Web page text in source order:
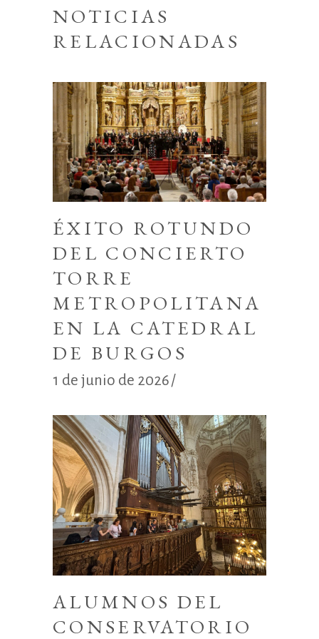
NOTICIAS
RELACIONADAS
ÉXITO ROTUNDO
DEL CONCIERTO
TORRE
METROPOLITANA
EN LA CATEDRAL
DE BURGOS
1 de junio de 2026
ALUMNOS DEL
CONSERVATORIO